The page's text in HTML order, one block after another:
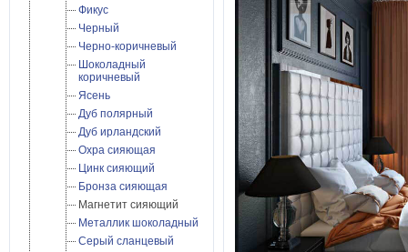
Фикус
Черный
Черно-коричневый
Шоколадный
коричневый
Ясень
Дуб полярный
Дуб ирландский
Охра сияющая
Цинк сияющий
Бронза сияющая
Магнетит сияющий
Металлик шоколадный
Cерый сланцевый